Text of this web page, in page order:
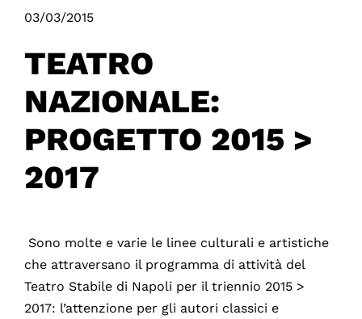
03/03/2015
TEATRO
NAZIONALE:
PROGETTO 2015 >
2017
Sono molte e varie le linee culturali e artistiche
che attraversano il programma di attività del
Teatro Stabile di Napoli per il triennio 2015 >
2017: l’attenzione per gli autori classici e